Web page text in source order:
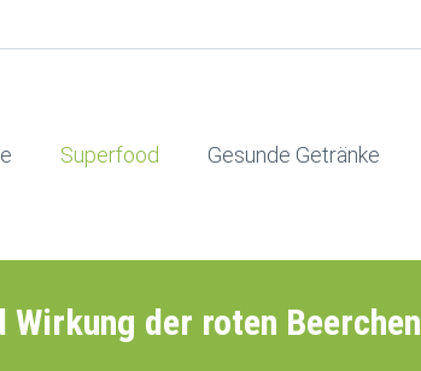
Superfood Gesunde Getränke
der roten Beerchen